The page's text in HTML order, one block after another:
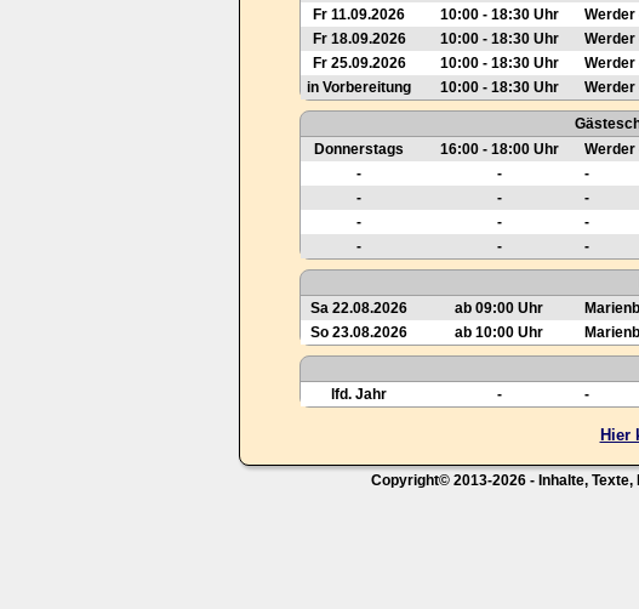
Fr 11.09.2026
10:00 - 18:30 Uhr Werder
Fr 18.09.2026
10:00 - 18:30 Uhr Werder
Fr 25.09.2026
10:00 - 18:30 Uhr Werder
in Vorbereitung
10:00 - 18:30 Uhr Werder
Donnerstags
16:00 - 18:00 Uhr Werder
-
- -
-
- -
-
- -
-
- -
Sa 22.08.2026
ab 09:00 Uhr
So 23.08.2026
ab 10:00 Uhr
lfd. Jahr
- -
Hier
Copyright© 2013-2026 - Inhalte, Texte,